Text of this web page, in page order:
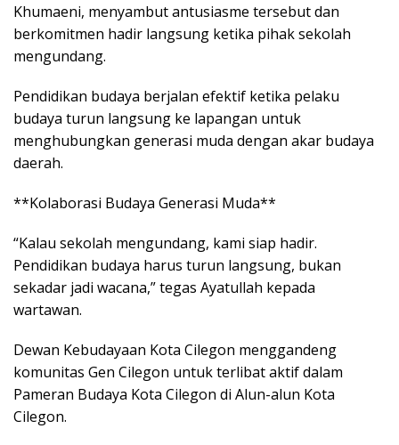
Khumaeni, menyambut antusiasme tersebut dan
berkomitmen hadir langsung ketika pihak sekolah
mengundang.
Pendidikan budaya berjalan efektif ketika pelaku
budaya turun langsung ke lapangan untuk
menghubungkan generasi muda dengan akar budaya
daerah.
**Kolaborasi Budaya Generasi Muda**
“Kalau sekolah mengundang, kami siap hadir.
Pendidikan budaya harus turun langsung, bukan
sekadar jadi wacana,” tegas Ayatullah kepada
wartawan.
Dewan Kebudayaan Kota Cilegon menggandeng
komunitas Gen Cilegon untuk terlibat aktif dalam
Pameran Budaya Kota Cilegon di Alun-alun Kota
Cilegon.